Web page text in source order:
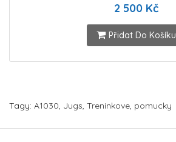
2 500 Kč
Přidat Do Košíku
Tagy: A1030, Jugs, Treninkove, pomucky